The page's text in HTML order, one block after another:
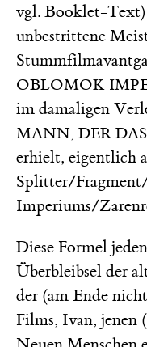
vgl. Booklet-
unbestrittene
OBLOMOK
im damaligen
MANN, DER
erhielt, eigentlich
Splitter/
Imperiums/
Diese Formel
Überbleibsel der
der (am Ende
Films, Ivan, jenen